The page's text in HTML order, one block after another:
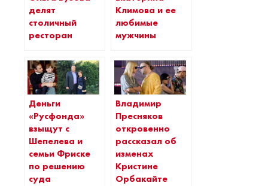
делят
столичный
ресторан
Климова и ее
любимые
мужчины
Деньги
«Русфонда»
взыщут с
Шепелева и
семьи Фриске
по решению
суда
Владимир
Пресняков
откровенно
рассказал об
изменах
Кристине
Орбакайте